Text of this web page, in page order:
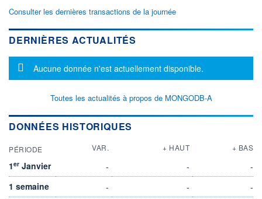
Consulter les dernières transactions de la journée
DERNIÈRES ACTUALITÉS
Message d'information
Aucune donnée n'est actuellement disponible.
Toutes les actualités à propos de MONGODB-A
DONNÉES HISTORIQUES
PÉRIODE VAR. + HAUT + BAS
1er Janvier - -
-
1 semaine
- -
-